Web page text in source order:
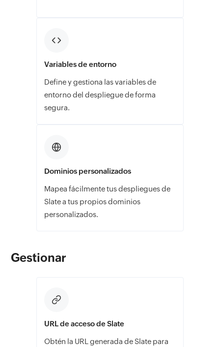
Variables de entorno
Define y gestiona las variables de
entorno del despliegue de forma
segura.
Dominios personalizados
Mapea fácilmente tus despliegues de
Slate a tus propios dominios
personalizados.
Gestionar
URL de acceso de Slate
Obtén la URL generada de Slate para